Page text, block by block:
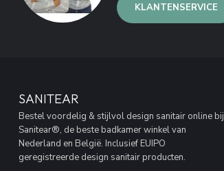
KLANTENSERVICE
SANITEAR
Bestel voordelig & stijlvol design sanitair online bij
Sanitear®, de beste badkamer winkel van
Nederland en België. Inclusief EUIPO
geregistreerde design sanitair producten.